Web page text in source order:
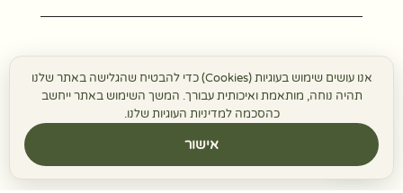
אנו עושים שימוש בעוגיות (Cookies) כדי להבטיח שהגלישה באתר שלנו
תהיה נוחה, מותאמת ואיכותית עבורך. המשך השימוש באתר ייחשב
כהסכמה למדיניות העוגיות שלנו.
אישור